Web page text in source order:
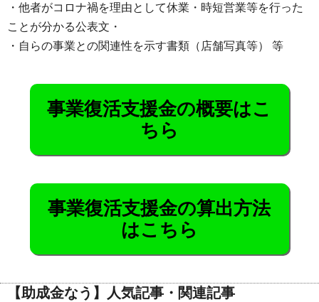
・他者がコロナ禍を理由として休業・時短営業等を行った
ことが分かる公表文・
・自らの事業との関連性を示す書類（店舗写真等） 等
事業復活支援金の概要はこ
ちら
事業復活支援金の算出方法
はこちら
【助成金なう】人気記事・関連記事